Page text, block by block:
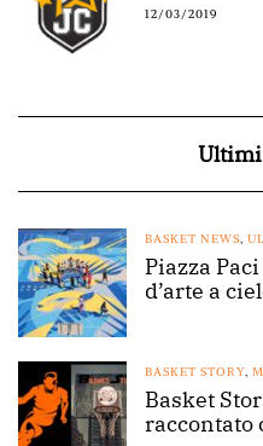
12/03/2019
BASKET NEWS,
Piazza
d’arte a
BASKET STORY,
Basket
raccontato